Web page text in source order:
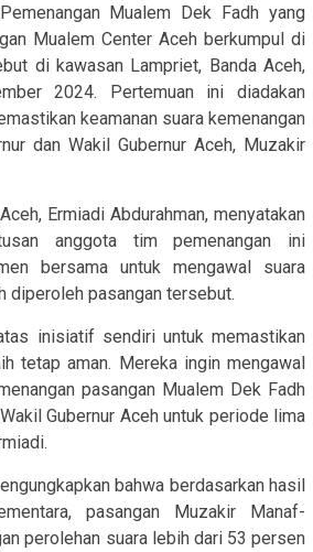
Mualem Dek Fadh yang
Mualem Center Aceh berkumpul di
di kawasan Lampriet, Banda Aceh,
2024. Pertemuan ini diadakan
keamanan suara kemenangan
dan Wakil Gubernur Aceh, Muzakir
Ermiadi Abdurahman, menyatakan
anggota tim pemenangan ini
bersama untuk mengawal suara
diperoleh pasangan tersebut.
inisiatif sendiri untuk memastikan
tetap aman. Mereka ingin mengawal
pasangan Mualem Dek Fadh
Gubernur Aceh untuk periode lima
bahwa berdasarkan hasil
pasangan Muzakir Manaf-
perolehan suara lebih dari 53 persen